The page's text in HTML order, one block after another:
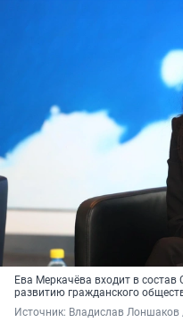
Ева Меркачёва входит в
развитию гражданского
Источник: Владислав Лоншаков